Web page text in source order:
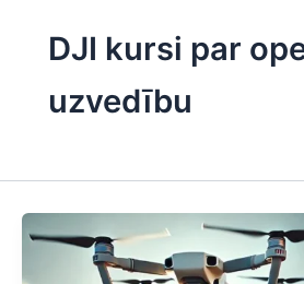
DJI kursi par
uzvedību